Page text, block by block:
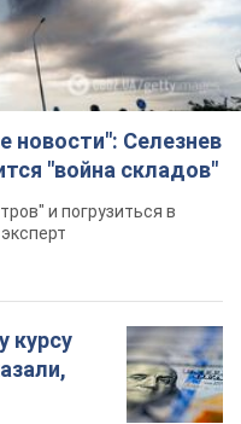
новости": Селезнев
"война складов"
и погрузиться в
курсу